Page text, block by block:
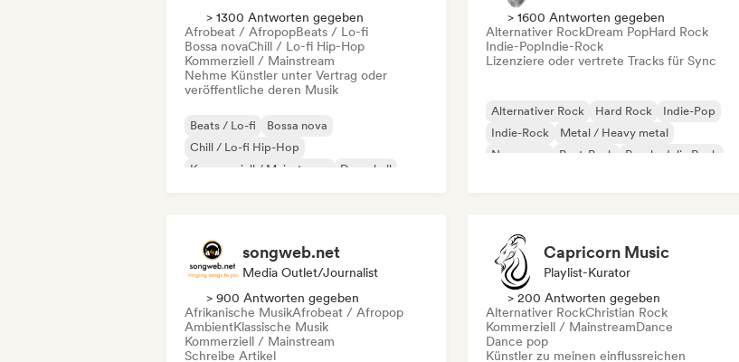
> 1300 Antworten gegeben
Afrobeat / AfropopBeats / Lo-fi
Bossa novaChill / Lo-fi Hip-Hop
Kommerziell / Mainstream
Nehme Künstler unter Vertrag oder
veröffentliche deren Musik
Beats / Lo-fi
Bossa nova
Chill / Lo-fi Hip-Hop
Kommerziell / Mainstream
Dancehall
> 1600 Antworten gegeben
Alternativer RockDream PopHard Rock
Indie-PopIndie-Rock
Lizenziere oder vertrete Tracks für Sync
Alternativer Rock Hard Rock
Indie-Pop
Indie-Rock
Metal / Heavy metal
New wave
Post-Punk Psychedelic Rock
songweb.net
Media Outlet/Journalist
> 900 Antworten gegeben
Afrikanische MusikAfrobeat / Afropop
AmbientKlassische Musik
Kommerziell / Mainstream
Schreibe Artikel
Capricorn Music
Playlist-Kurator
> 200 Antworten gegeben
Alternativer RockChristian Rock
Kommerziell / MainstreamDance
Dance pop
Künstler zu meinen einflussreichen